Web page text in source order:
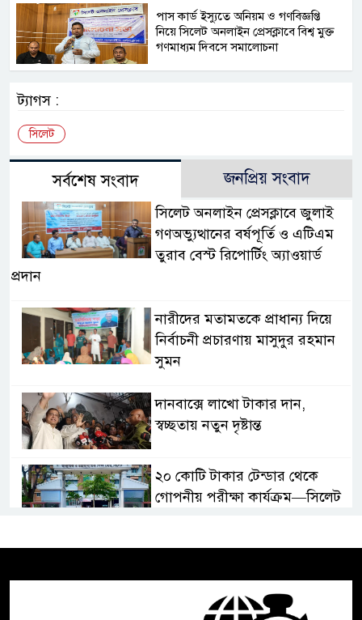
পাস কার্ড ইস্যুতে অনিয়ম ও গণবিজ্ঞপ্তি
নিয়ে সিলেট অনলাইন প্রেসক্লাবে বিশ্ব মুক্ত
গণমাধ্যম দিবসে সমালোচনা
ট্যাগস :
সিলেট
সর্বশেষ সংবাদ জনপ্রিয় সংবাদ
সিলেট অনলাইন প্রেসক্লাবে জুলাই
গণঅভ্যুত্থানের বর্ষপূর্তি ও এটিএম
তুরাব বেস্ট রিপোর্টিং অ্যাওয়ার্ড
প্রদান
নারীদের মতামতকে প্রাধান্য দিয়ে
নির্বাচনী প্রচারণায় মাসুদুর রহমান
সুমন
দানবাক্সে লাখো টাকার দান,
স্বচ্ছতায় নতুন দৃষ্টান্ত
২০ কোটি টাকার টেন্ডার থেকে
গোপনীয় পরীক্ষা কার্যক্রম—সিলেট
সিলেটে চিকিৎসকের কিশোর ছেলের
ঝুলন্ত মরদেহ উদ্ধার